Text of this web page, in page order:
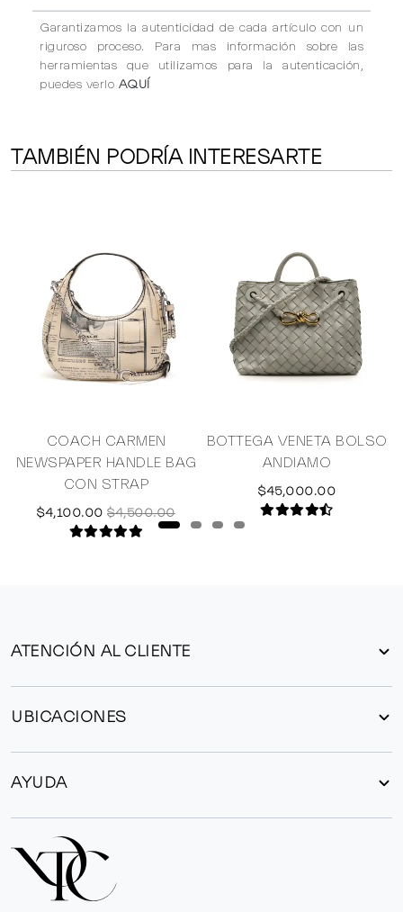
Garantizamos la autenticidad de cada artículo con un
riguroso proceso. Para mas información sobre las
herramientas que utilizamos para la autenticación,
puedes verlo AQUÍ
TAMBIÉN PODRÍA INTERESARTE
COACH CARMEN
NEWSPAPER HANDLE BAG
CON STRAP
$4,100.00 $4,500.00
BOTTEGA VENETA BOLSO
ANDIAMO
$45,000.00
ATENCIÓN AL CLIENTE
UBICACIONES
AYUDA